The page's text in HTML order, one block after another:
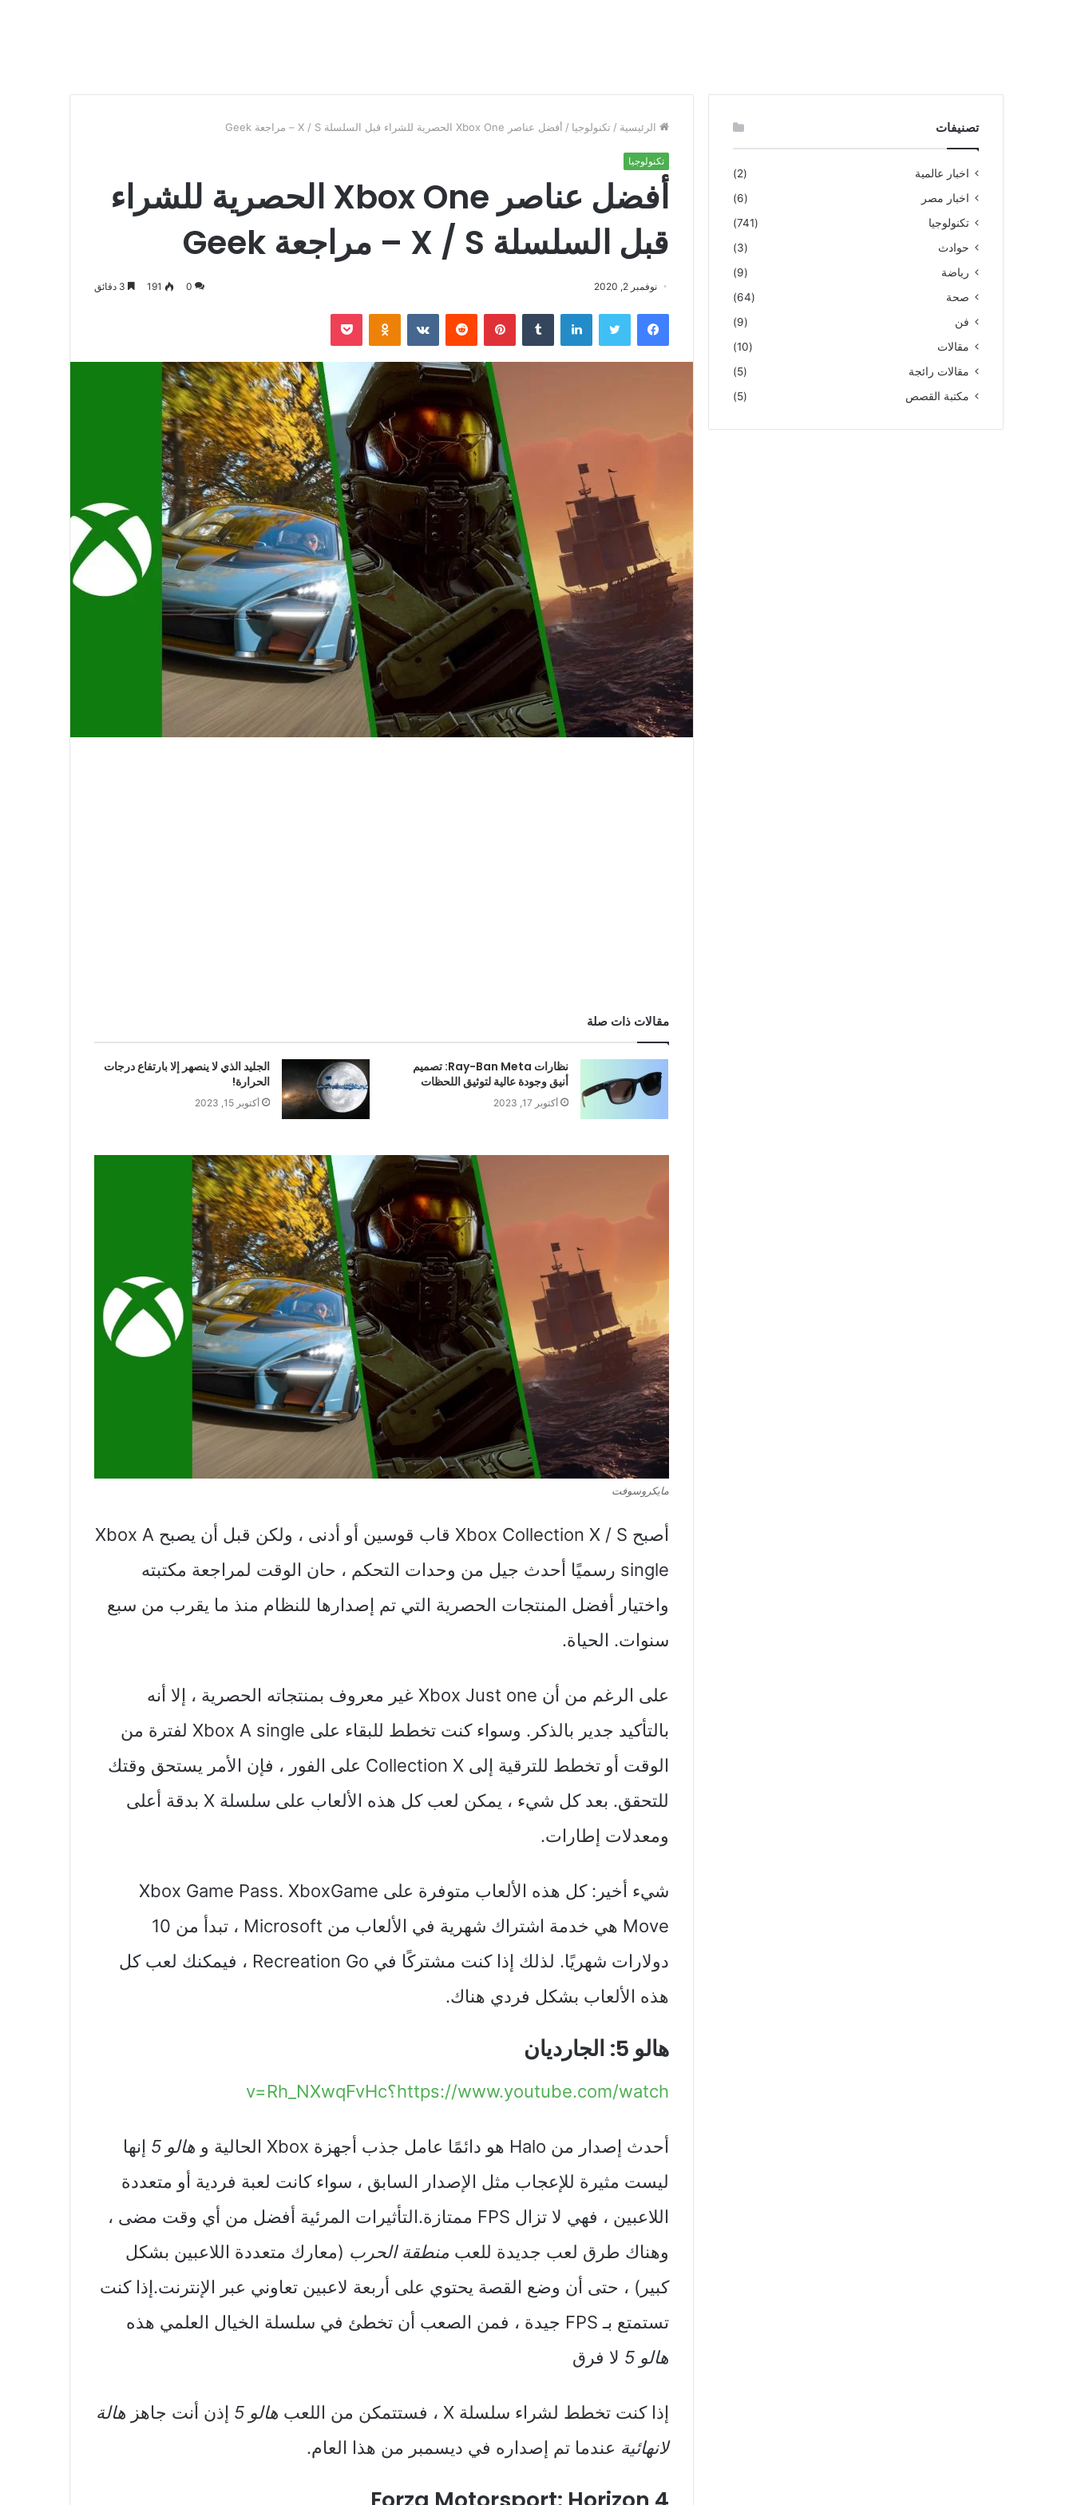
الرئيسية / تكنولوجيا / أفضل عناصر Xbox One الحصرية للشراء قبل السلسلة X / S – مراجعة Geek
تكنولوجيا
أفضل عناصر Xbox One الحصرية للشراء
قبل السلسلة X / S – مراجعة Geek
نوفمبر 2, 2020 0
191
فيسبوك لينكدإن بينتيريست
مقالات ذات صلة
نظارات Ray-Ban Meta: تصميم
أنيق وجودة عالية لتوثيق اللحظات
أكتوبر 17, 2023
الجليد الذي لا ينصهر إلا بارتفاع درجات
الحرارة!
أكتوبر 15, 2023
مايكروسوفت
أصبح Xbox Collection X / S قاب قوسين أو أدنى ، ولكن قبل أن يصبح Xbox A
single رسميًا أحدث جيل من وحدات التحكم ، حان الوقت لمراجعة مكتبته
واختيار أفضل المنتجات الحصرية التي تم إصدارها للنظام منذ ما يقرب من سبع
سنوات. الحياة.
على الرغم من أن Xbox Just one غير معروف بمنتجاته الحصرية ، إلا أنه
بالتأكيد جدير بالذكر. وسواء كنت تخطط للبقاء على Xbox A single لفترة من
الوقت أو تخطط للترقية إلى Collection X على الفور ، فإن الأمر يستحق وقتك
للتحقق. بعد كل شيء ، يمكن لعب كل هذه الألعاب على سلسلة X بدقة أعلى
ومعدلات إطارات.
شيء أخير: كل هذه الألعاب متوفرة على Xbox Game Pass. XboxGame
Move هي خدمة اشتراك شهرية في الألعاب من Microsoft ، تبدأ من 10
دولارات شهريًا. لذلك إذا كنت مشتركًا في Recreation Go ، فيمكنك لعب كل
هذه الألعاب بشكل فردي هناك.
هالو 5: الجارديان
https://www.youtube.com/watch؟v=Rh_NXwqFvHc
أحدث إصدار من Halo هو دائمًا عامل جذب أجهزة Xbox الحالية و هالو 5
إنها
ليست مثيرة للإعجاب مثل الإصدار السابق ، سواء كانت لعبة فردية أو متعددة
اللاعبين ، فهي لا تزال FPS ممتازة.التأثيرات المرئية أفضل من أي وقت مضى ،
وهناك طرق لعب جديدة للعب منطقة الحرب (معارك متعددة اللاعبين بشكل
كبير) ، حتى أن وضع القصة يحتوي على أربعة لاعبين تعاوني عبر الإنترنت.إذا كنت
تستمتع بـ FPS جيدة ، فمن الصعب أن تخطئ في سلسلة الخيال العلمي هذه
هالو 5
لا فرق
إذا كنت تخطط لشراء سلسلة X ، فستتمكن من اللعب هالو 5 إذن أنت جاهز هالة
لانهائية عندما تم إصداره في ديسمبر من هذا العام.
تصنيفات
اخبار عالمية
(2)
اخبار مصر
(6)
تكنولوجيا
(741)
حوادث
(3)
رياضة
(9)
صحة
(64)
فن
(9)
مقالات
(10)
مقالات رائجة
(5)
مكتبة القصص
(5)